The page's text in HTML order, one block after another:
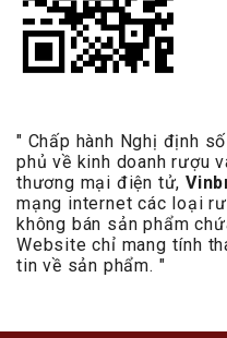
" Chấp hành Nghị định số
phủ về kinh doanh rượu
thương mại điện tử,
mạng internet các loại
không bán sản phẩm
Website chỉ mang tính
tin về sản phẩm. "